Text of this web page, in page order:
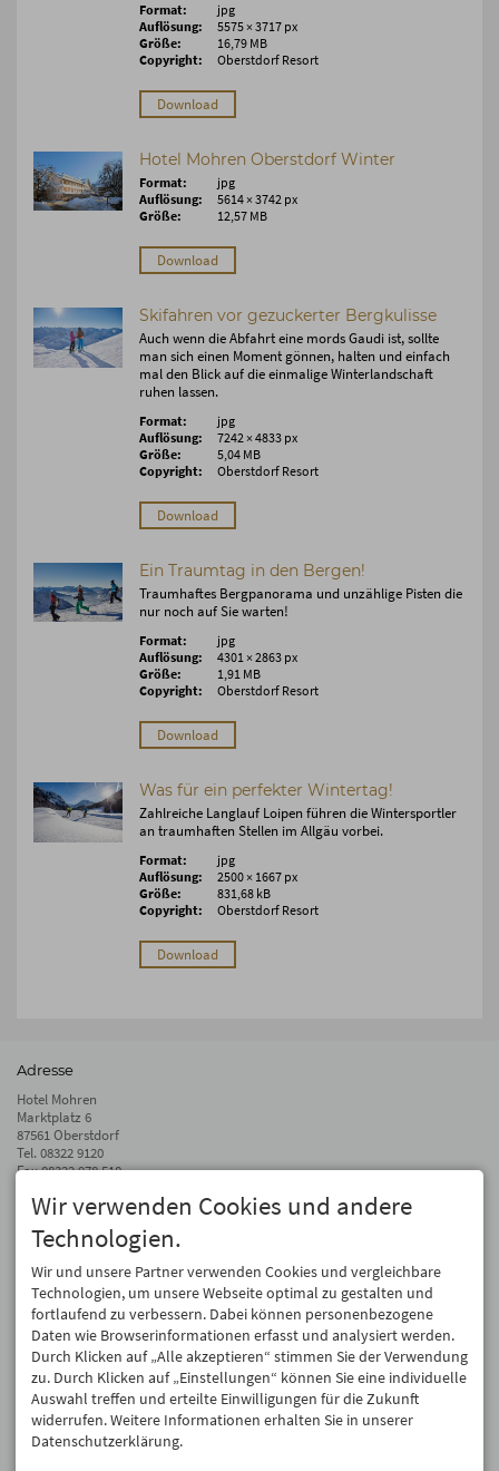
Format:
jpg
Auflösung:
5575 × 3717 px
Größe:
16,79 MB
Copyright:
Oberstdorf Resort
Download
Hotel Mohren Oberstdorf Winter
Format:
jpg
Auflösung:
5614 × 3742 px
Größe:
12,57 MB
Download
Skifahren vor gezuckerter Bergkulisse
Auch wenn die Abfahrt eine mords Gaudi ist, sollte
man sich einen Moment gönnen, halten und einfach
mal den Blick auf die einmalige Winterlandschaft
ruhen lassen.
Format:
jpg
Auflösung:
7242 × 4833 px
Größe:
5,04 MB
Copyright:
Oberstdorf Resort
Download
Ein Traumtag in den Bergen!
Traumhaftes Bergpanorama und unzählige Pisten die
nur noch auf Sie warten!
Format:
jpg
Auflösung:
4301 × 2863 px
Größe:
1,91 MB
Copyright:
Oberstdorf Resort
Download
Was für ein perfekter Wintertag!
Zahlreiche Langlauf Loipen führen die Wintersportler
an traumhaften Stellen im Allgäu vorbei.
Format:
jpg
Auflösung:
2500 × 1667 px
Größe:
831,68 kB
Copyright:
Oberstdorf Resort
Download
Adresse
Hotel Mohren
Marktplatz 6
87561 Oberstdorf
Tel. 08322 9120
Fax 08322 978 510
info@hotel-mohren.de
Auf dem Laufenden bleiben
Wir geben Ihre E-Mail-Adresse nicht weiter. Wir mögen auch keinen Spam.
Versprochen! Eine Abmeldung ist jederzeit möglich.
Anmelden
Wir verwenden Cookies und andere
Technologien.
Wir und unsere Partner verwenden Cookies und vergleichbare
Technologien, um unsere Webseite optimal zu gestalten und
fortlaufend zu verbessern. Dabei können personenbezogene
Daten wie Browserinformationen erfasst und analysiert werden.
Durch Klicken auf „Alle akzeptieren“ stimmen Sie der Verwendung
zu. Durch Klicken auf „Einstellungen“ können Sie eine individuelle
Auswahl treffen und erteilte Einwilligungen für die Zukunft
widerrufen. Weitere Informationen erhalten Sie in unserer
Datenschutzerklärung.